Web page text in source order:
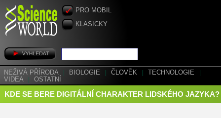
PRO MOBIL
KLASICKY
NEŽIVÁ PŘÍRODA BIOLOGIE ČLOVĚK TECHNOLOGIE
VIDEA
OSTATNÍ
KDE SE BERE DIGITÁLNÍ CHARAKTER LIDSKÉHO JAZYKA?